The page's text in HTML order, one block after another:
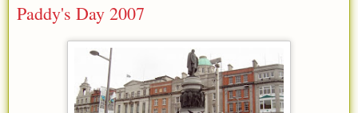
Paddy's Day 2007